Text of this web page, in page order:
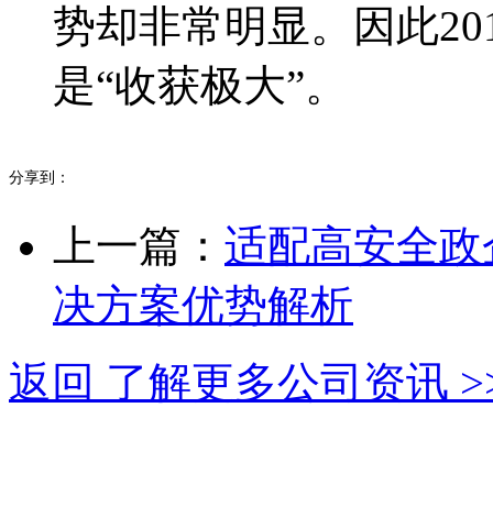
势却非常明显。因此
是“收获极大”。
分享到：
上一篇： 适配高安全
决方案优势解析
返回 了解更多公司资讯